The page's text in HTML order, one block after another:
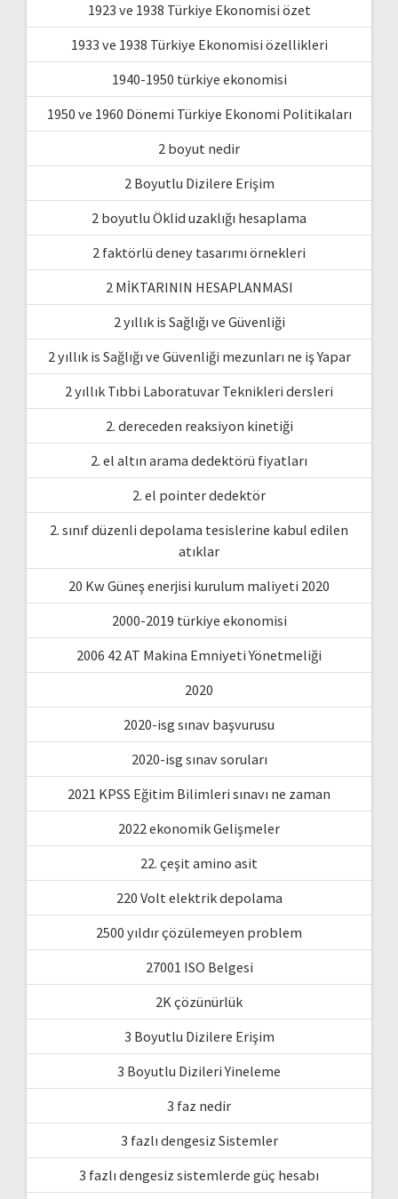
1923 ve 1938 Türkiye Ekonomisi özet
1933 ve 1938 Türkiye Ekonomisi özellikleri
1940-1950 türkiye ekonomisi
1950 ve 1960 Dönemi Türkiye Ekonomi Politikaları
2 boyut nedir
2 Boyutlu Dizilere Erişim
2 boyutlu Öklid uzaklığı hesaplama
2 faktörlü deney tasarımı örnekleri
2 MİKTARININ HESAPLANMASI
2 yıllık is Sağlığı ve Güvenliği
2 yıllık is Sağlığı ve Güvenliği mezunları ne iş Yapar
2 yıllık Tıbbi Laboratuvar Teknikleri dersleri
2. dereceden reaksiyon kinetiği
2. el altın arama dedektörü fiyatları
2. el pointer dedektör
2. sınıf düzenli depolama tesislerine kabul edilen
atıklar
20 Kw Güneş enerjisi kurulum maliyeti 2020
2000-2019 türkiye ekonomisi
2006 42 AT Makina Emniyeti Yönetmeliği
2020
2020-isg sınav başvurusu
2020-isg sınav soruları
2021 KPSS Eğitim Bilimleri sınavı ne zaman
2022 ekonomik Gelişmeler
22. çeşit amino asit
220 Volt elektrik depolama
2500 yıldır çözülemeyen problem
27001 ISO Belgesi
2K çözünürlük
3 Boyutlu Dizilere Erişim
3 Boyutlu Dizileri Yineleme
3 faz nedir
3 fazlı dengesiz Sistemler
3 fazlı dengesiz sistemlerde güç hesabı